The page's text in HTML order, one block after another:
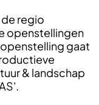
regio
openstellingen
gaat
& landschap